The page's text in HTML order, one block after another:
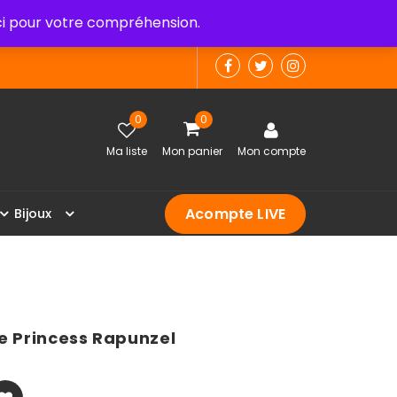
pour votre compréhension.
0
Ma liste
0
Mon panier Mon compte
Bijoux Acompte LIVE
Princess Rapunzel